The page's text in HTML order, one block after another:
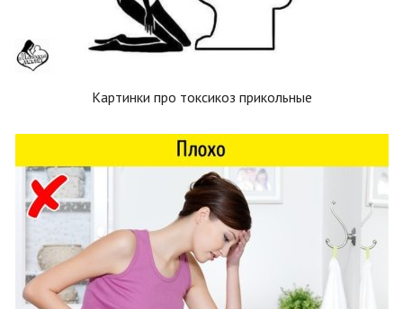
Картинки про токсикоз прикольные